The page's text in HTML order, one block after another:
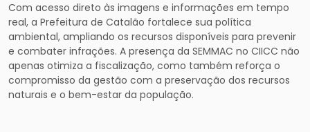
Com acesso direto às imagens e informações em tempo
real, a Prefeitura de Catalão fortalece sua política
ambiental, ampliando os recursos disponíveis para prevenir
e combater infrações. A presença da SEMMAC no CIICC não
apenas otimiza a fiscalização, como também reforça o
compromisso da gestão com a preservação dos recursos
naturais e o bem-estar da população.